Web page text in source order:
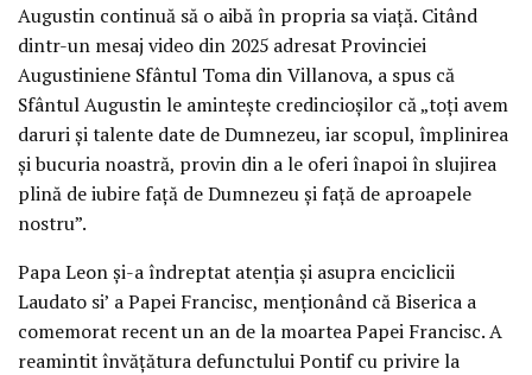
Augustin continuă să o aibă în propria sa viață. Citând
dintr-un mesaj video din 2025 adresat Provinciei
Augustiniene Sfântul Toma din Villanova, a spus că
Sfântul Augustin le amintește credincioșilor că „toți avem
daruri și talente date de Dumnezeu, iar scopul, împlinirea
și bucuria noastră, provin din a le oferi înapoi în slujirea
plină de iubire față de Dumnezeu și față de aproapele
nostru”.
Papa Leon și-a îndreptat atenția și asupra enciclicii
Laudato si’ a Papei Francisc, menționând că Biserica a
comemorat recent un an de la moartea Papei Francisc. A
reamintit învățătura defunctului Pontif cu privire la